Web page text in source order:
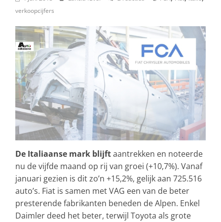
verkoopcijfers
De Italiaanse mark blijftaantrekken en noteerde
nu de vijfde maand op rij van groei (+10,7%). Vanaf
januari gezien is dit zo’n +15,2%, gelijk aan 725.516
auto’s. Fiat is samen met VAG een van de beter
presterende fabrikanten beneden de Alpen. Enkel
Daimler deed het beter, terwijl Toyota als grote